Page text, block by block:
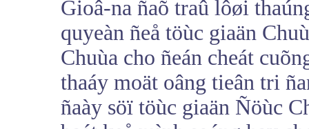
Gioâ-na ñaõ traû lôøi
quyeàn ñeå töùc giaän
Chuùa cho ñeán cheát
thaáy moät oâng tieân tri
ñaày söï töùc giaän Ñöùc